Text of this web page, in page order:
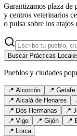
Garantizamos plaza de
y centros veterinarios
o pulsa sobre los atajos
Buscar Prácticas
Pueblos y ciudades
📍 Alcorcón 📍 Getafe
📍 Alcalá de Henares
📍 Dos Hermanas 📍
📍 Vigo 📍 Gijón 📍
📍 Lorca